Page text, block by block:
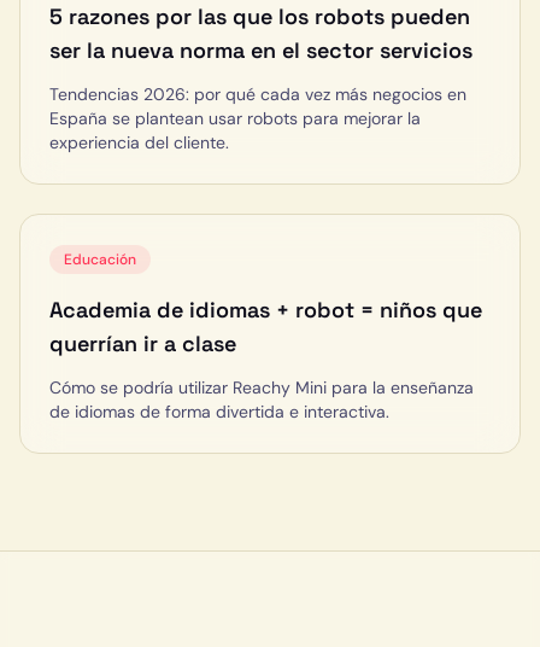
5 razones por las que los robots pueden
ser la nueva norma en el sector servicios
Tendencias 2026: por qué cada vez más negocios en
España se plantean usar robots para mejorar la
experiencia del cliente.
Educación
Academia de idiomas + robot = niños que
querrían ir a clase
Cómo se podría utilizar Reachy Mini para la enseñanza
de idiomas de forma divertida e interactiva.